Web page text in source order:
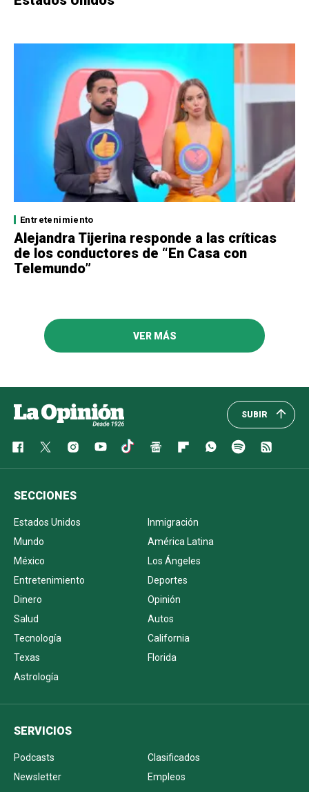
Entretenimiento
Alejandra Tijerina responde a las críticas
de los conductores de “En Casa con
Telemundo”
VER MÁS
SUBIR
SECCIONES
Estados Unidos
Inmigración
Mundo
América Latina
México
Los Ángeles
Entretenimiento
Deportes
Dinero
Opinión
Salud
Autos
Tecnología
California
Texas
Florida
Astrología
SERVICIOS
Podcasts
Clasificados
Newsletter
Empleos